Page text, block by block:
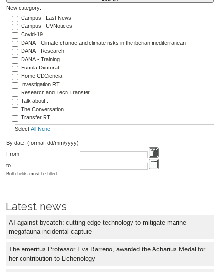
New category:
Campus - Last News
Campus - UVNoticies
Covid-19
DANA - Climate change and climate risks in the iberian mediterranean
DANA - Research
DANA - Training
Escola Doctorat
Home CDCiencia
Investigation RT
Research and Tech Transfer
Talk about...
The Conversation
Transfer RT
Select All None
By date: (format: dd/mm/yyyy)
From
to
Both fields must be filled
Latest news
AI against bycatch: cutting-edge technology to mitigate marine
megafauna incidental capture
The emeritus Professor Eva Barreno, awarded the Acharius Medal for
her contribution to Lichenology